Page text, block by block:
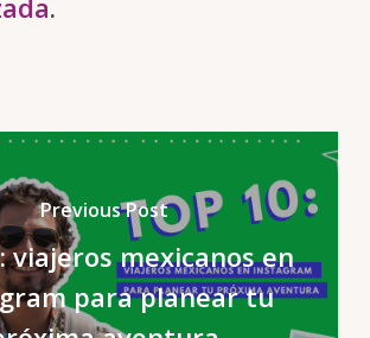
.
Previous Post
viajeros mexicanos en
para planear tu